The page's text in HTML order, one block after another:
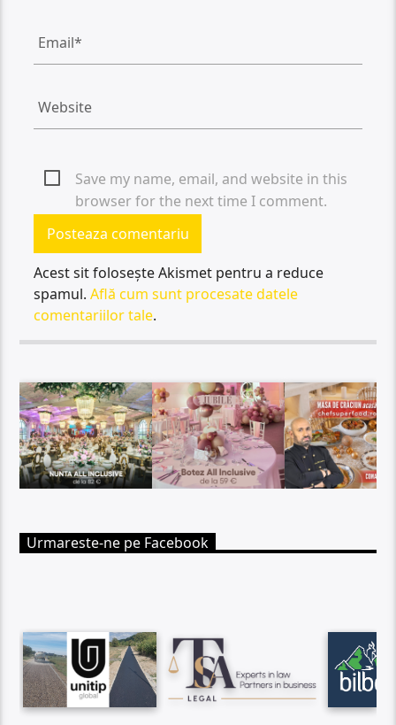
Save my name, email, and website in this
browser for the next time I comment.
Acest sit folosește Akismet pentru a reduce
spamul.Află cum sunt procesate datele
comentariilor tale.
Urmareste-ne pe Facebook